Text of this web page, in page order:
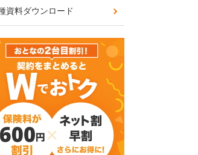
資料ダウンロード